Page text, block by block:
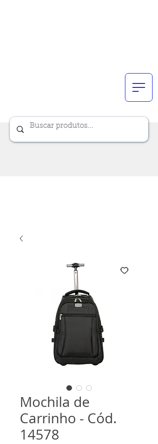
Mochila de
Carrinho - Cód.
14578